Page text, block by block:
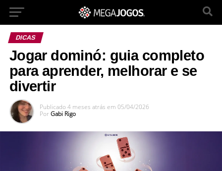
DICAS
Jogar dominó: guia completo
para aprender, melhorar e se
divertir
Publicado4 meses atrás em 05/04/2026
Por Gabi Rigo